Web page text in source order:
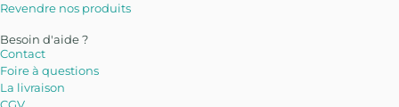
Revendre nos produits
Besoin d'aide ?
Contact
Foire à questions
La livraison